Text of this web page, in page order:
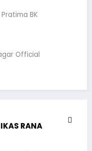
BK
Official
RANA